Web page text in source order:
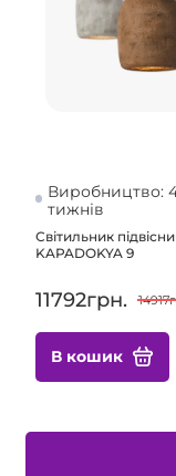
Виробництво:
тижнів
Світильник
KAPADOKYA 9
11792грн.
В кошик